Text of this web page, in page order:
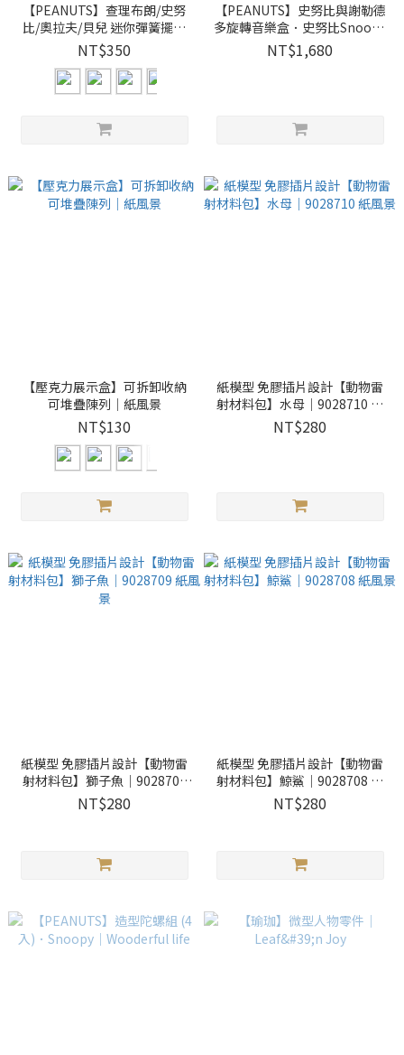
【PEANUTS】查理布朗/史努
比/奧拉夫/貝兒 迷你彈簧擺飾
彈簧搖頭公仔．史努比Snoopy
｜Wooderful life
NT$350
【PEANUTS】史努比與謝勒德
多旋轉音樂盒．史努比Snoopy
｜1060596 Wooderful life
NT$1,680
【壓克力展示盒】可拆卸收納
可堆疊陳列｜紙風景
NT$130
紙模型 免膠插片設計【動物雷
射材料包】水母｜9028710 紙
風景
NT$280
紙模型 免膠插片設計【動物雷
射材料包】獅子魚｜9028709
紙風景
NT$280
紙模型 免膠插片設計【動物雷
射材料包】鯨鯊｜9028708 紙
風景
NT$280